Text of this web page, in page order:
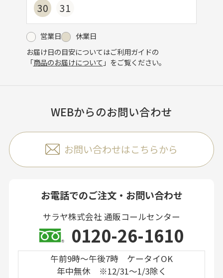
30
31
営業日
休業日
お届け日の目安についてはご利用ガイドの
「商品のお届けについて 」をご覧ください。
WEBからのお問い合わせ
お問い合わせはこちらから
お電話でのご注文・お問い合わせ
サラヤ株式会社 通販コールセンター
0120-26-1610
午前9時～午後7時 ケータイOK
年中無休 ※12/31～1/3除く